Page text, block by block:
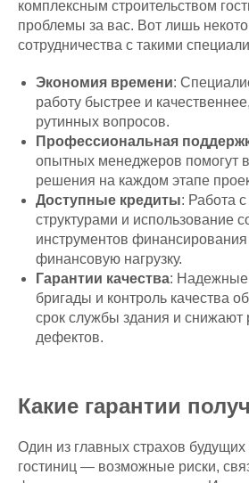
комплексным строительством
проблемы за вас. Вот лишь
сотрудничества с такими
Экономия времени:
работу быстрее и
рутинных вопросов.
Профессиональная
опытных менеджеров помогут
решения на каждом этапе
Доступные кредиты: Работа
структурами и использование
инструментов
финансовую нагрузку.
Гарантии качества: Надежные
бригады и контроль качества
срок службы здания и снижают
дефектов.
Какие гарантии
Один из главных страхов будущих
гостиниц — возможные риски,